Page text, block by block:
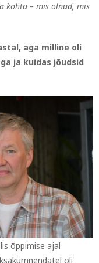
kohta – mis olnud, mis
aga milline oli
ja kuidas jõudsid
õppimise ajal
oli